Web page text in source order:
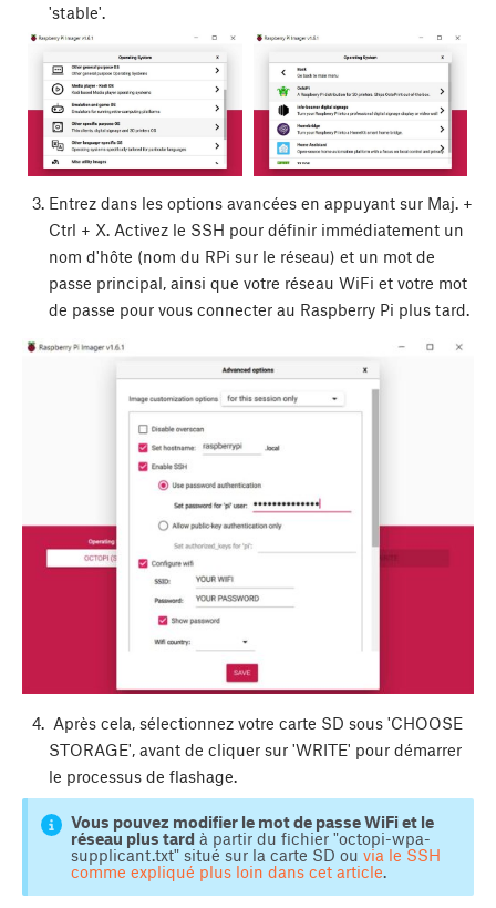
'stable'.
Entrez dans les options avancées en appuyant sur Maj.+
Ctrl + X. Activez le SSH pour définir immédiatement un
nom d'hôte (nom du RPi sur le réseau) et un mot de
passe principal, ainsi que votre réseau WiFi et votre mot
de passe pour vous connecter au Raspberry Pi plus tard.
Après cela, sélectionnez votre carte SD sous 'CHOOSE
STORAGE', avant de cliquer sur 'WRITE' pour démarrer
le processus de flashage.
Vous pouvez modifier le mot de passe WiFi et le
réseau plus tardà partir du fichier "octopi-wpa-
supplicant.txt" situé sur la carte SD ou via le SSH
comme expliqué plus loin dans cet article.